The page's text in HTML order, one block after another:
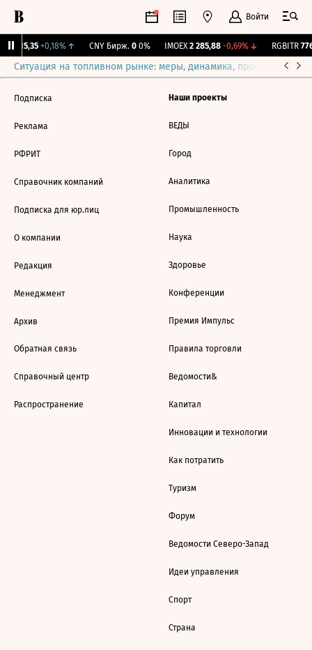
Войти
115,35 +0,18%↑ CNY Бирж. 0 0% IMOEX 2 285,88 -0,69%↓ RGBITR
Ситуация на топливном рынке: меры, динамика, прогнозы
Подписка
Реклама
РФРИТ
Справочник компаний
Подписка для юр.лиц
О компании
Редакция
Менеджмент
Архив
Обратная связь
Справочный центр
Распространение
Наши проекты
ВЕДЫ
Город
Аналитика
Промышленность
Наука
Здоровье
Конференции
Премия Импульс
Правила торговли
Ведомости&
Капитал
Инновации и технологии
Как потратить
Туризм
Форум
Ведомости Северо-Запад
Идеи управления
Спорт
Страна